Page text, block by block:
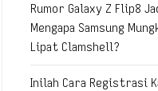
Rumor Galaxy Z Flip8
Mengapa Samsung
Lipat Clamshell?
Inilah Cara Registrasi